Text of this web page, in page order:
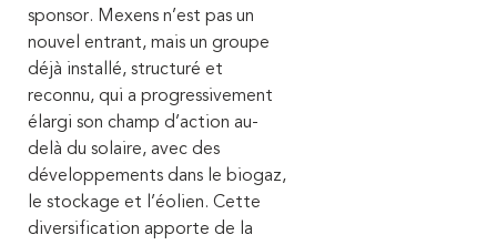
sponsor. Mexens n’est pas un
nouvel entrant, mais un groupe
déjà installé, structuré et
reconnu, qui a progressivement
élargi son champ d’action au-
delà du solaire, avec des
développements dans le biogaz,
le stockage et l’éolien. Cette
diversification apporte de la